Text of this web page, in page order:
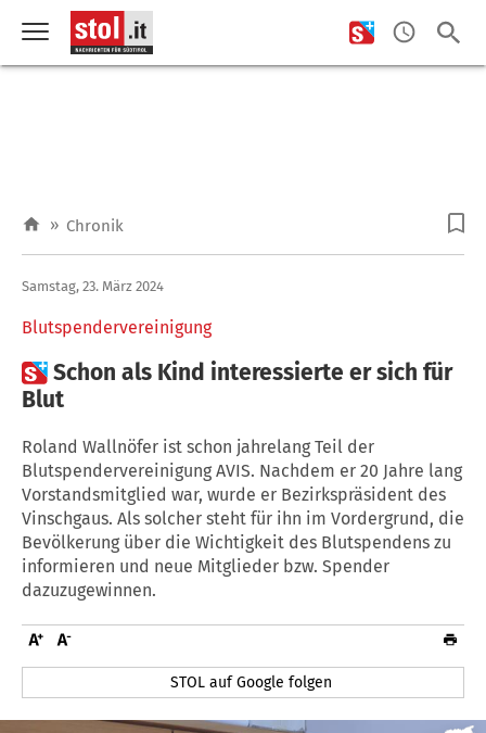
» Chronik
Blutspendervereinigung
Samstag, 23. März 2024
Schon als Kind interessierte er sich für
Blut
Roland Wallnöfer ist schon jahrelang Teil der
Blutspendervereinigung AVIS. Nachdem er 20 Jahre lang
Vorstandsmitglied war, wurde er Bezirkspräsident des
Vinschgaus. Als solcher steht für ihn im Vordergrund, die
Bevölkerung über die Wichtigkeit des Blutspendens zu
informieren und neue Mitglieder bzw. Spender
dazuzugewinnen.
STOL auf Google folgen